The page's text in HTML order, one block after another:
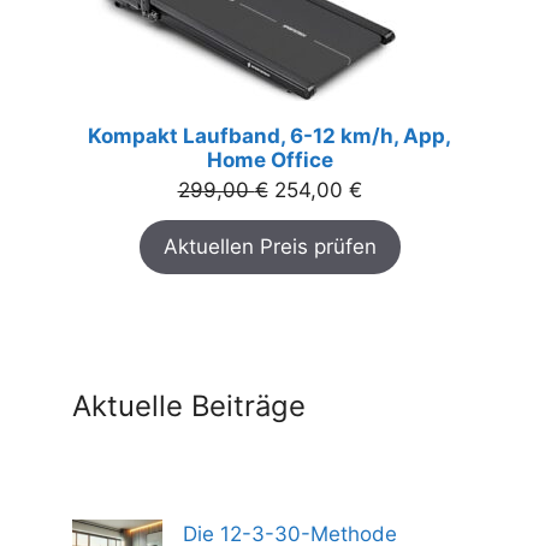
Kompakt Laufband, 6-12 km/h, App,
Home Office
299,00€ Ursprünglicher
Preis
war:
299,00 €
254,00 €Aktueller
Preis
ist:
254,00 €.
Aktuellen Preis prüfen
Aktuelle Beiträge
Die 12-3-30-Methode